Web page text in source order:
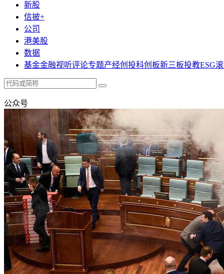
新股
信披+
公司
港美股
数据
基金金融视听评论专题产经创投科创板新三板投教ESG
公众号